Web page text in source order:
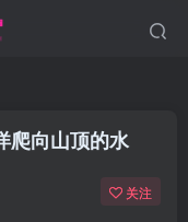
爬向山顶的水
关注